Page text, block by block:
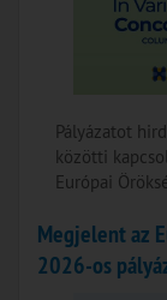
Pályázatot
közötti
Európai
Megjelent az
2026-os